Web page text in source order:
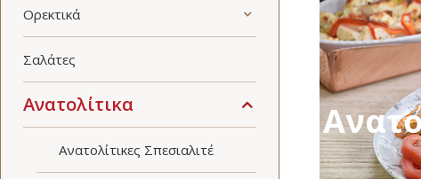
Ορεκτικά
Σαλάτες
Ανατολίτικα
Ανατολίτικες Σπεσιαλιτέ